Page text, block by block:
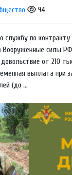
94
службу по контракту
Вооруженные силы
от 210
выплата при
(до ...